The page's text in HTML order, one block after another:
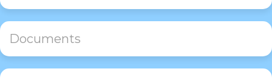
Documents